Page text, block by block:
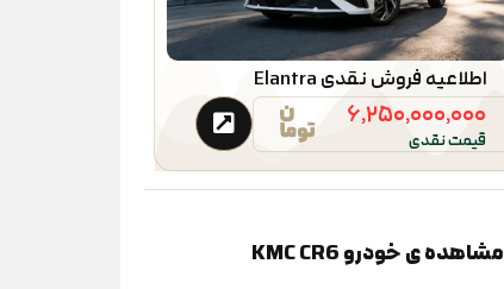
اطلاعیه فروش نقدی Elantra
۶,۲۵۰,۰۰۰,۰۰۰
قیمت نقدی
مشاهده ی خودروKMC CR6